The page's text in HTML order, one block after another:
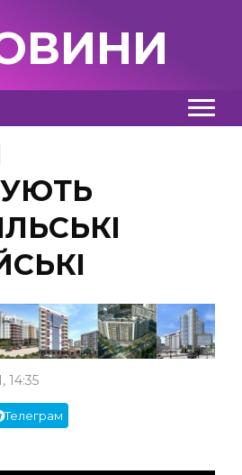
14:35
Телеграм